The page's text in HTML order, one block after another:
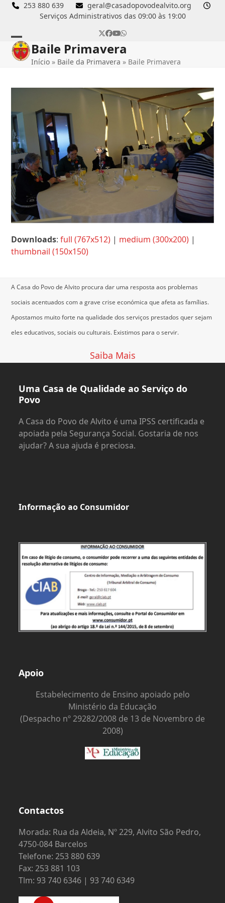
Skip
253 880 639
geral@casadopovodealvito.org
Serviços Administrativos das 09:00 às 19:00
Twitter
Facebook
YouTube
Whatsapp
Open
mobile
Close
mobile
Baile Primavera
Início » Baile da Primavera » Baile Primavera
Downloads:full (767x512) | medium (300x200) |
thumbnail (150x150)
A Casa do Povo de Alvito procura dar uma resposta aos problemas
sociais acentuados com a grave crise económica que afeta as famílias.
Apostamos muito forte na qualidade dos serviços prestados quer sejam
eles educativos, sociais ou culturais. Existimos para o servir.
Saiba Mais
Uma Casa de Qualidade ao Serviço do
Povo
A Casa do Povo de Alvito é uma IPSS certificada e
apoiada pela Segurança Social. Gostaria de nos
ajudar? A sua ajuda é preciosa.
Informação ao Consumidor
Apoio
Estabelecimento de Ensino apoiado pelo
Ministério da Educação
(Despacho nº 29282/2008 de 13 de Novembro de
2008)
Contactos
Morada: Rua da Aldeia, Nº 229, Alvito São Pedro,
4750-084 Barcelos
Telefone: 253 880 639
Fax: 253 881 103
Tlm: 93 740 6346 | 93 740 6349